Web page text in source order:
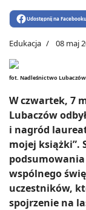
Udostępnij na Facebooku
Edukacja 08 maj
fot. Nadleśnictwo Lubaczów
W czwartek, 7
Lubaczów
i nagród
mojej książki”.
wspólnego
uczestników,
spojrzenie na